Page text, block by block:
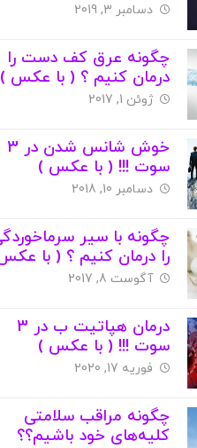
دسامبر 3, 2019
چگونه عرق کف دست را
درمان کنیم ؟ ( با عکس )
ژوئن 1, 2017
خوش شانس شدن در 3
سوت !!! ( با عکس )
دسامبر 10, 2018
چگونه با سیر
را درمان کنیم ؟ ( با
آگوست 8, 2017
درمان هپاتیت ب در 3
سوت !!! ( با عکس )
فوریه 17, 2020
چگونه مراقب سلامتی
کلیه‌های خود باشیم؟؟